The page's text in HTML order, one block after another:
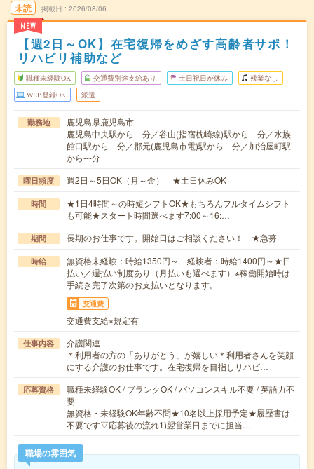
未読
NEW
掲載日 2026/08/06
【週2日～OK】在宅復帰をめざす高齢者サポ！
リハビリ補助など
職種未経験OK 交通費別途支給あり 土日祝日が休み 残業なし
WEB登録OK 派遣
勤務地
鹿児島県鹿児島市
鹿児島中央駅から---分／谷山(指宿枕崎線)駅から---分／水族
館口駅から---分／郡元(鹿児島市電)駅から---分／加治屋町駅
から---分
曜日頻度 週2日～5日OK（月～金） ★土日休みOK
時間
★1日4時間～の時短シフトOK★もちろんフルタイムシフト
も可能★スタート時間選べます7:00～16:…
期間 長期のお仕事です。開始日はご相談ください！ ★急募
時給
無資格未経験：時給1350円～ 経験者：時給1400円～★日
払い／週払い制度あり（月払いも選べます）※稼働開始時は
手続き完了次第のお支払いとなります。
交通費
交通費支給※規定有
仕事内容
介護関連
＊利用者の方の「ありがとう」が嬉しい＊利用者さんを笑顔
にする介護のお仕事です。在宅復帰を目指しリハビ…
応募資格
職種未経験OK / ブランクOK / パソコンスキル不要 / 英語力不
要
無資格・未経験OK年齢不問★10名以上採用予定★履歴書は
不要です▽応募後の流れ1)翌営業日までに担当…
職場の雰囲気